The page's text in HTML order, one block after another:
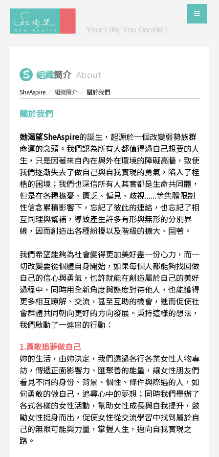
組織簡介 About
SheAspire ／組織簡介 ／關於我們
關於我們
她渴望SheAspire的誕生，起源於一個改變弱勢族群
命運的念頭。我們認為所有人都值得過自己想要的人
生，只是因著來自內在與外在環境的障礙高牆，致使
我們逐漸失去了做自己與自我實現的勇氣，陷入了桎
梏的困境；我們也深信所有人其實都是生命共同體，
但是在各種擔憂、匱乏、偏見、歧視......等集體限制
性信念累積影響下，忘記了彼此的連結，也忘記了相
互同理與幫補，導致產生許多有形與無形的分別界
線，因而創造出各種紛擾以及階級的擴大、固著。
我們希望能夠為社會變得更加美好盡一份心力，而一
切改變要從個體自身開始，如果每個人都能夠找回做
自己的信心與勇氣，也許就能在創造屬於自己的美好
過程中，同時用全新角度與態度對待他人，也能獲得
更多相互瞭解、交流，甚至互助的機會，進而促使社
會群體共同朝向更好的方向發展。秉持這樣的想法，
我們啟動了一連串的行動：
1.勇敢追夢做自己
妳的生活，由妳決定，我們透過各行各業女性人物專
訪，傳遞正面影響力、匯聚善的能量，讓女性朋友們
看見不同的身份、背景、個性、條件與際遇的人，如
何勇敢的做自己，追尋心中的夢想；同時我們舉辦了
各式各樣的女性活動，幫助女性成長與自我提升，鼓
勵女性挺身而出，促使女性從交流學習中找到屬於自
己的無限可能與力量，掌握人生，邁向自我實現之
路。